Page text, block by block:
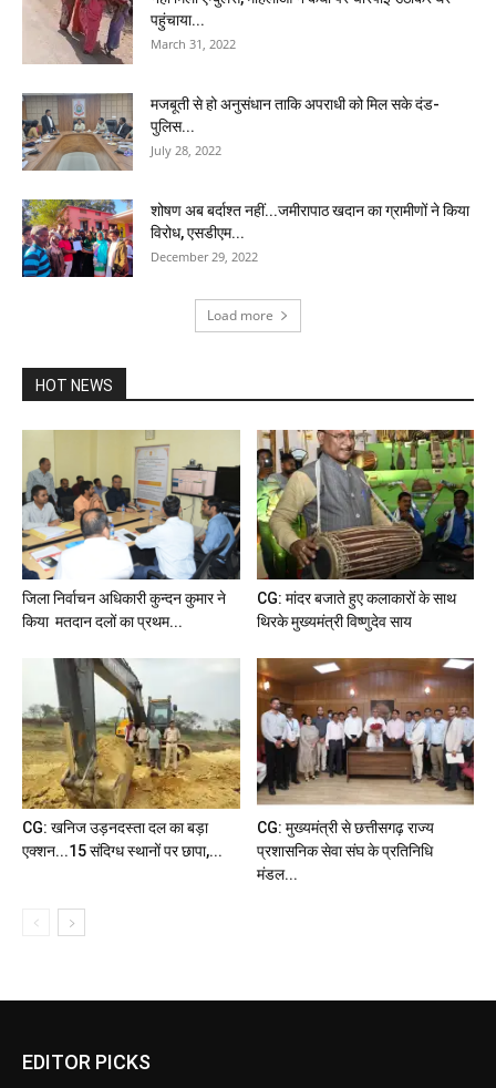
पहुंचाया...
March 31, 2022
मजबूती से हो अनुसंधान ताकि अपराधी को मिल सके दंड-
पुलिस...
July 28, 2022
शोषण अब बर्दाश्त नहीं...जमीरापाठ खदान का ग्रामीणों ने किया
विरोध, एसडीएम...
December 29, 2022
Load more
HOT NEWS
जिला निर्वाचन अधिकारी कुन्दन कुमार ने
किया मतदान दलों का प्रथम...
CG: मांदर बजाते हुए कलाकारों के साथ
थिरके मुख्यमंत्री विष्णुदेव साय
CG: खनिज उड़नदस्ता दल का बड़ा
एक्शन...15 संदिग्ध स्थानों पर छापा,...
CG: मुख्यमंत्री से छत्तीसगढ़ राज्य
प्रशासनिक सेवा संघ के प्रतिनिधि
मंडल...
EDITOR PICKS